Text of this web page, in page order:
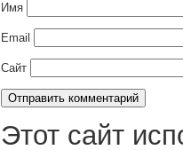
Имя
Email
Сайт
Этот сайт